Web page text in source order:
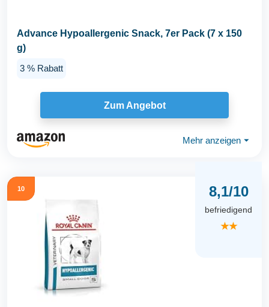
Advance Hypoallergenic Snack, 7er Pack (7 x 150
g)
3 % Rabatt
Zum Angebot
Mehr anzeigen ⏷
10 8,1/10
befriedigend
★★